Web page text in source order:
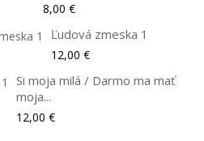
8,00 €
Ľudová zmeska 1
12,00 €
Si moja milá / Darmo ma mať
moja...
12,00 €